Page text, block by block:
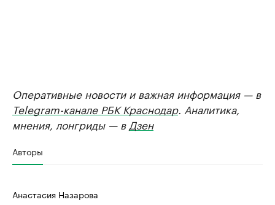
Оперативные новости и важная информация — в
Telegram-канале РБК Краснодар. Аналитика,
мнения, лонгриды — в Дзен
Авторы
Анастасия Назарова